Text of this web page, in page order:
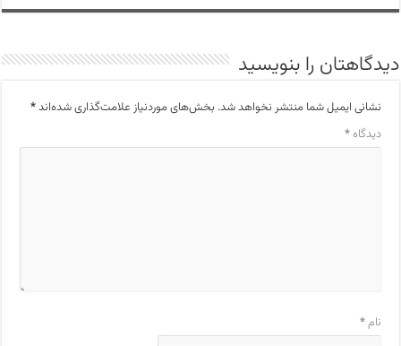
دیدگاهتان را بنویسید
نشانی ایمیل شما منتشر نخواهد شد. بخش‌های موردنیاز علامت‌گذاری شده‌اند*
دیدگاه*
نام*